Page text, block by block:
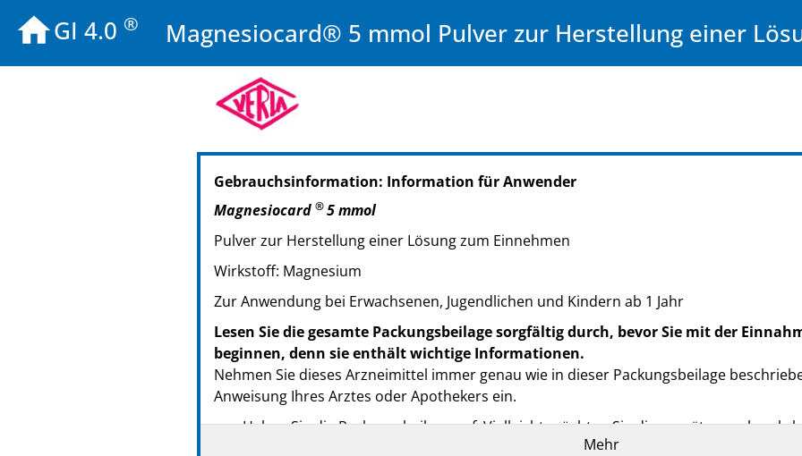
GI 4.0 ® Magnesiocard® 5 mmol Pulver zur Herstellung einer
PZN: 01667858
PPN: 110166785879
PZN: 01667864
PZN: 01667870
PPN: 110166787011
PZN: 01667953
PPN: 110166795333
Gebrauchsinformation: Information für Anwender
Magnesiocard ®5 mmol
Pulver zur Herstellung einer Lösung zum Einnehmen
Wirkstoff: Magnesium
Zur Anwendung bei Erwachsenen, Jugendlichen und Kindern ab 1 Jahr
Lesen Sie die gesamte Packungsbeilage sorgfältig durch, bevor Sie mit der
beginnen, denn sie enthält wichtige Informationen.
Nehmen Sie dieses Arzneimittel immer genau wie in dieser Packungsbeilage
Anweisung Ihres Arztes oder Apothekers ein.
Heben Sie die Packungsbeilage auf. Vielleicht möchten Sie diese später nochmals
Mehr